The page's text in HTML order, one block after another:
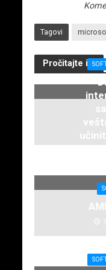
Tagovi
Pročitajte i...